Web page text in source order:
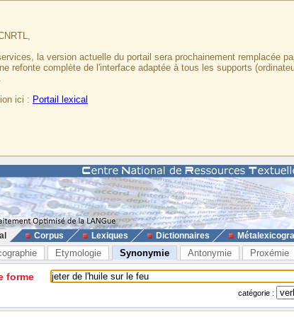
la version actuelle du portail sera prochainement remplacée
refonte complète de l'interface adaptée à tous les supports
ici : Portail lexical
Corpus Lexiques Dictionnaires
Etymologie Synonymie Antonymie Proxémie
forme
catégorie :